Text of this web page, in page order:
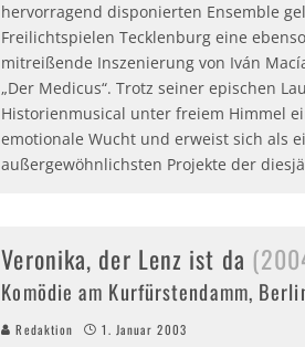
hervorragend disponierten Ensemble
Freilichtspielen Tecklenburg eine
mitreißende Inszenierung von Iván
„Der Medicus“. Trotz seiner epischen
Historienmusical unter freiem Himmel
emotionale Wucht und erweist sich als
außergewöhnlichsten Projekte der
Veronika, der Lenz ist da
Komödie am Kurfürstendamm,
Redaktion 1. Januar 2003